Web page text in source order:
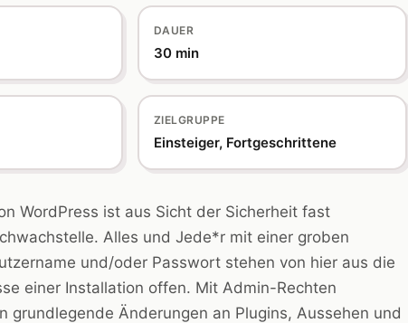
DAUER
30 min
ZIELGRUPPE
Einsteiger, Fortgeschrittene
WordPress ist aus Sicht der Sicherheit fast
Alles und Jede*r mit einer groben
und/oder Passwort stehen von hier aus die
einer Installation offen. Mit Admin-Rechten
grundlegende Änderungen an Plugins, Aussehen und